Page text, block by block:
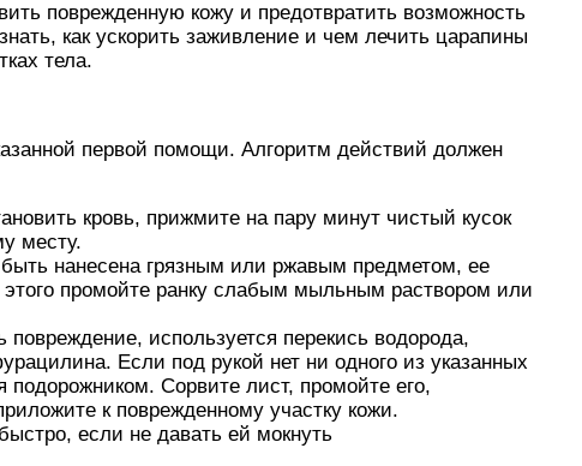
поврежденную кожу и предотвратить возможность
как ускорить заживление и чем лечить царапины
тела.
первой помощи. Алгоритм действий должен
кровь, прижмите на пару минут чистый кусок
месту.
нанесена грязным или ржавым предметом, ее
промойте ранку слабым мыльным раствором или
используется перекись водорода,
Если под рукой нет ни одного из указанных
подорожником. Сорвите лист, промойте его,
к поврежденному участку кожи.
если не давать ей мокнуть